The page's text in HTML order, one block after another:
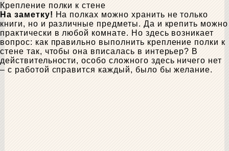
Крепление полки к стене
На заметку! На полках можно хранить не только
книги, но и различные предметы. Да и крепить можно
практически в любой комнате. Но здесь возникает
вопрос: как правильно выполнить крепление полки к
стене так, чтобы она вписалась в интерьер? В
действительности, особо сложного здесь ничего нет
– с работой справится каждый, было бы желание.